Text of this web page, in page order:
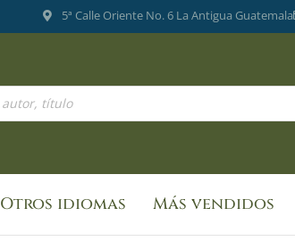
5ª Calle Oriente No. 6 La Antigua Guatemala
Otros idiomas Más vendidos